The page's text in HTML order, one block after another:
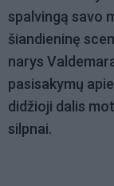
spalvingą savo
šiandieninę
narys
pasisakymų
didžioji dalis
silpnai.